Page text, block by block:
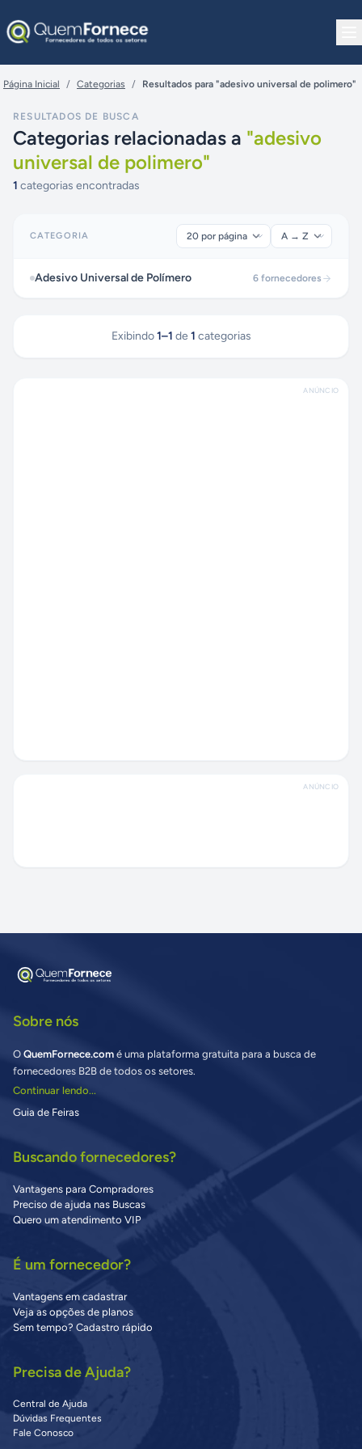
Página Inicial / Categorias / Resultados para "adesivo universal de polimero"
RESULTADOS DE BUSCA
Categorias relacionadas a "adesivo
universal de polimero"
1 categorias encontradas
CATEGORIA
Adesivo Universal de Polímero 6 fornecedores
Exibindo 1–1 de 1 categorias
ANÚNCIO
ANÚNCIO
Sobre nós
O QuemFornece.com é uma plataforma gratuita para a busca de
fornecedores B2B de todos os setores.
Continuar lendo...
Guia de Feiras
Buscando fornecedores?
Vantagens para Compradores
Preciso de ajuda nas Buscas
Quero um atendimento VIP
É um fornecedor?
Vantagens em cadastrar
Veja as opções de planos
Sem tempo? Cadastro rápido
Precisa de Ajuda?
Central de Ajuda
Dúvidas Frequentes
Fale Conosco